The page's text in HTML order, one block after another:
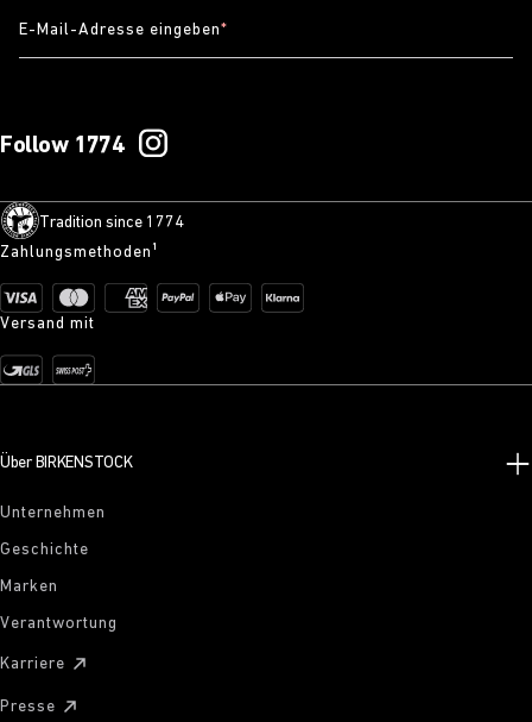
E-Mail-Adresse eingeben*
Follow 1774
Tradition since 1774
Zahlungsmethoden¹
Versand mit
Über BIRKENSTOCK
Unternehmen
Geschichte
Marken
Verantwortung
Karriere
Presse